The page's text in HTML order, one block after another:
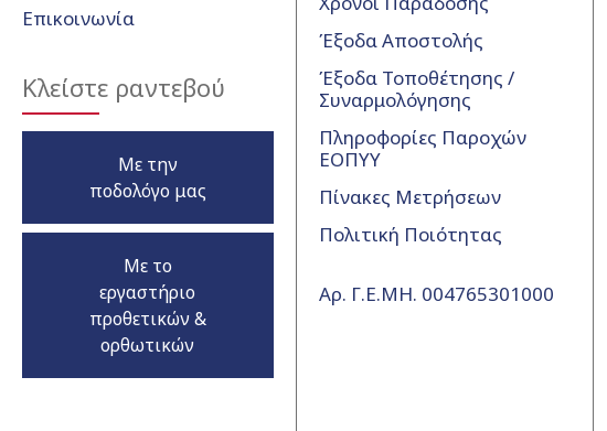
Επικοινωνία
Κλείστε ραντεβού
Με την
ποδολόγο μας
Με το
εργαστήριο
προθετικών &
ορθωτικών
Έξοδα Αποστολής
Έξοδα Τοποθέτησης /
Συναρμολόγησης
Πληροφορίες Παροχών
ΕΟΠΥΥ
Πίνακες Μετρήσεων
Πολιτική Ποιότητας
Αρ. Γ.Ε.ΜΗ. 004765301000